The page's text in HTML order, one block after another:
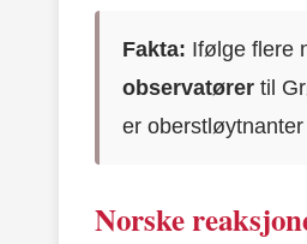
Fakta: Ifølge flere
observatører til
er
Norske